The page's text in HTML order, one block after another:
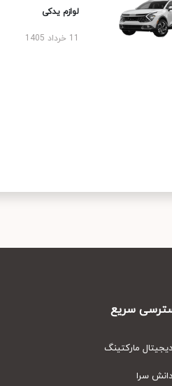
لوازم یدکی
سریع
مارکتینگ
سرا